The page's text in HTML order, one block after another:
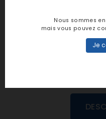
personne n'a encore posté
dans cette langue
Nous sommes
mais vous pouvez
Je